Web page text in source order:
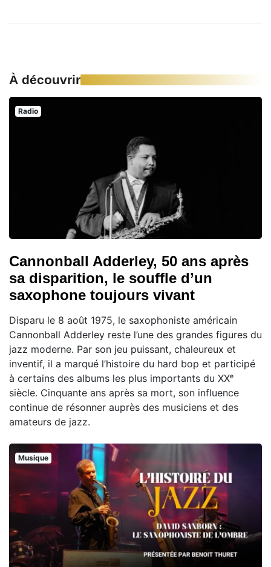
À découvrir
Radio
Cannonball Adderley, 50 ans après
sa disparition, le souffle d’un
saxophone toujours vivant
Disparu le 8 août 1975, le saxophoniste américain
Cannonball Adderley reste l’une des grandes figures du
jazz moderne. Par son jeu puissant, chaleureux et
inventif, il a marqué l’histoire du hard bop et participé
à certains des albums les plus importants du XXᵉ
siècle. Cinquante ans après sa mort, son influence
continue de résonner auprès des musiciens et des
amateurs de jazz.
Musique